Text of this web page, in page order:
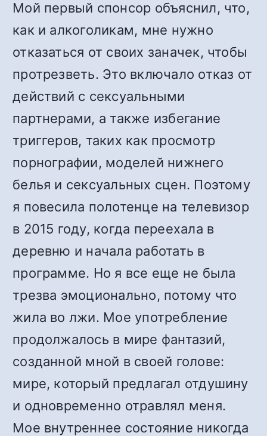
Мой первый спонсор объяснил, что,
как и алкоголикам, мне нужно
отказаться от своих заначек, чтобы
протрезветь. Это включало отказ от
действий с сексуальными
партнерами, а также избегание
триггеров, таких как просмотр
порнографии, моделей нижнего
белья и сексуальных сцен. Поэтому
я повесила полотенце на телевизор
в 2015 году, когда переехала в
деревню и начала работать в
программе. Но я все еще не была
трезва эмоционально, потому что
жила во лжи. Мое употребление
продолжалось в мире фантазий,
созданной мной в своей голове:
мире, который предлагал отдушину
и одновременно отравлял меня.
Мое внутреннее состояние никогда